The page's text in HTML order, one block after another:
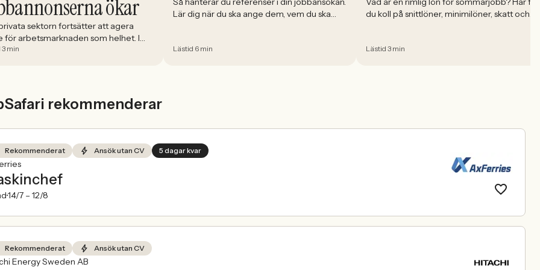
ökar
sektorn fortsätter att agera
för arbetsmarknaden som helhet. I
antalet jobbannonser i
min
Lär dig när du ska ange dem, vem du ska
Lästid 6 min
du koll på snittlöner, minimilöner, skatt och
Lästid 3 min
rekommenderar
Rekommenderat Ansök utan CV 5 dagar kvar
14/7 – 12/8
Rekommenderat Ansök utan CV
Energy Sweden AB